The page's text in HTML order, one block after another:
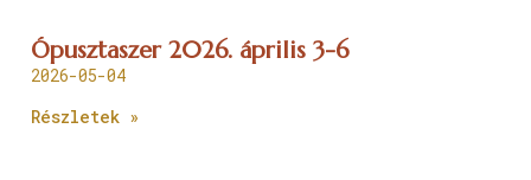
Ópusztaszer 2026. április 3-6
2026-05-04
Részletek »